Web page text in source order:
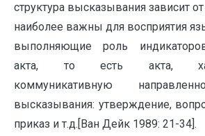
структура высказывания зависит
наиболее важны для восприятия
выполняющие роль
акта, то есть акта,
коммуникативную
высказывания: утверждение,
приказ и т.д.[Ван Дейк 1989: 21-34].